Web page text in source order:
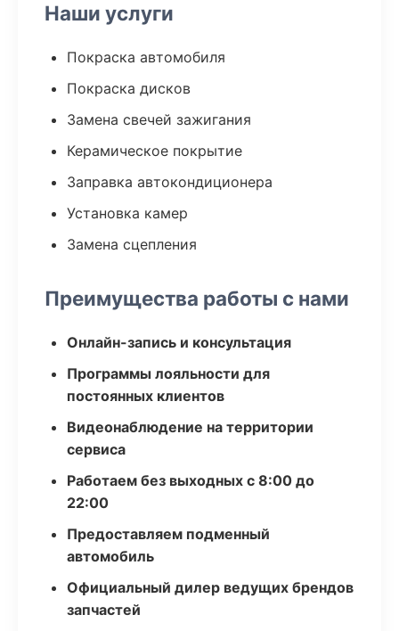
Наши услуги
Покраска автомобиля
Покраска дисков
Замена свечей зажигания
Керамическое покрытие
Заправка автокондиционера
Установка камер
Замена сцепления
Преимущества работы с нами
Онлайн-запись и консультация
Программы лояльности для
постоянных клиентов
Видеонаблюдение на территории
сервиса
Работаем без выходных с 8:00 до
22:00
Предоставляем подменный
автомобиль
Официальный дилер ведущих брендов
запчастей